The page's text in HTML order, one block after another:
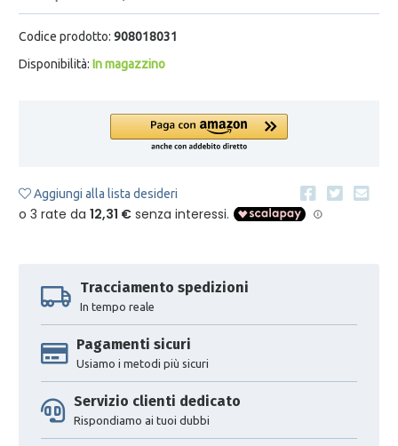
Codice prodotto: 908018031
Disponibilità: In magazzino
Aggiungi alla lista desideri
Tracciamento spedizioni
In tempo reale
Pagamenti sicuri
Usiamo i metodi più sicuri
Servizio clienti dedicato
Rispondiamo ai tuoi dubbi